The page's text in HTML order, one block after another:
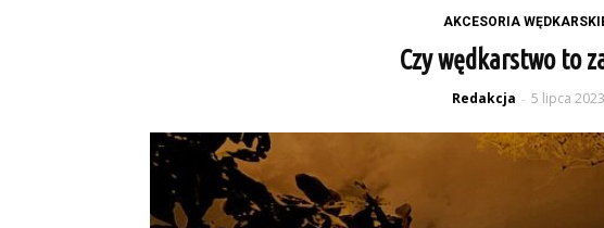
AKCESORIA
Czy wędkarstwo to
Redakcja - 5 lipca 2023